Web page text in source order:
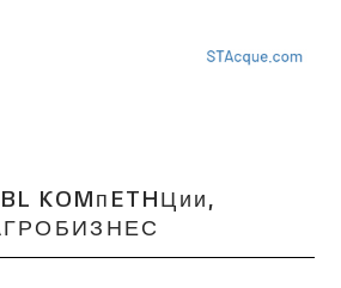
KOMᴨETHЦᴎᴎ,